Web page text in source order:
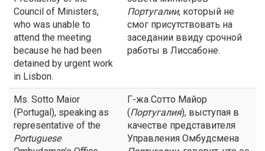
Council of Ministers,
who was unable to
attend the meeting
because he had been
detained by urgent work
in Lisbon.
Португалии, который не
смог присутствовать на
заседании ввиду срочной
работы в Лиссабоне.
Ms. Sotto Maior
(Portugal), speaking as
representative of the
Portuguese
Г-жа Сотто Майор
(Португалия), выступая в
качестве представителя
Управления Омбудсмена